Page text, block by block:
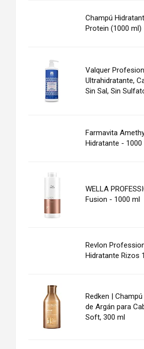
Champú
Protein (1000 ml)
Valquer
Ultrahidratante,
Sin Sal, Sin
Farmavita
Hidratante - 1000
WELLA
Fusion - 1000 ml
Revlon
Hidratante Rizos
Redken |
de Argán para
Soft, 300 ml